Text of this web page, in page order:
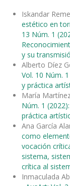
Iskandar
estético en
13 Núm. 1
y su
Alberto Díez
Vol. 10 Núm.
y práctica
María
Núm. 1
práctica
Ana García
como
vocación
sistema,
crítica al
Inmaculada